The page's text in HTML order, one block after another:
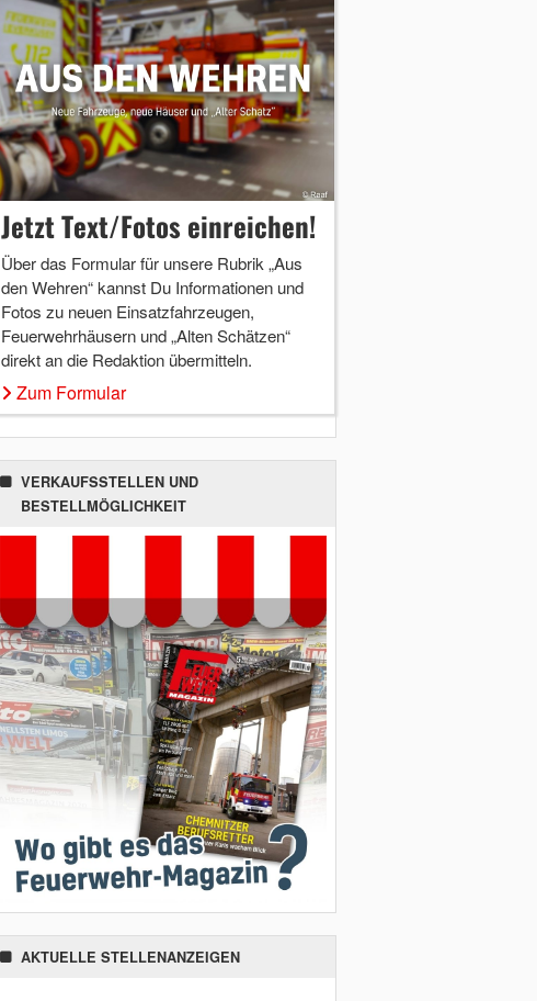
Jetzt Text/Fotos einreichen!
Über das Formular für unsere Rubrik „Aus
den Wehren“ kannst Du Informationen und
Fotos zu neuen Einsatzfahrzeugen,
Feuerwehrhäusern und „Alten Schätzen“
direkt an die Redaktion übermitteln.
Zum Formular
VERKAUFSSTELLEN UND
BESTELLMÖGLICHKEIT
AKTUELLE STELLENANZEIGEN